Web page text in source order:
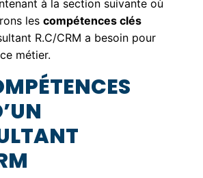
à la section suivante où
les compétences clés
R.C/CRM a besoin pour
métier.